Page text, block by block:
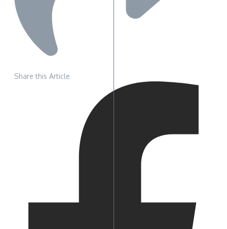
Share this Article